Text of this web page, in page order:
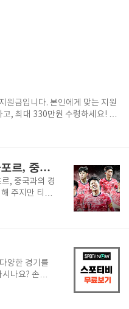
원금입니다. 본인에게 맞는 지원
, 최대 330만원 수령하세요! 청
드림통장 ▶️ 청년 월세 지원24
무료다운 경기도민▶️ 경기형 가
기도 예술인 지원금 경기도민 청
기도 청년면접수당▶️ 더 경기패
노동자 통장 서울시민▶️ 서울시
주택 가..
북중미 월드컵 예선2차 싱가포르, 중국전 무료보기
, 중국과의 경
주지만 티비
로 로그인 없
정: 6월 11일
울 상암월드
쿠팡플레이 실
팡플레이의
양한 경기를
나요? 손흥민
수가 경기하